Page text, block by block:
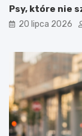
Psy, które nie
20 lipca 2026